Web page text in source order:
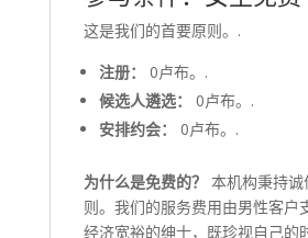
这是我们的首要原则。.
注册：
0卢布。.
候选人遴选：
0卢布。.
安排约会：
0卢布。.
为什么是免费的？ 本机构秉持
则。我们的服务费用由男性客户
经济宽裕的绅士，既珍视自己的